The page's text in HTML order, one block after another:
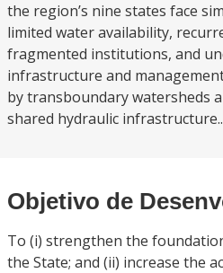
the region’s nine states face
limited water availability,
fragmented institutions, and
infrastructure and
by transboundary watersheds
shared hydraulic
Objetivo de
To (i) strengthen the
the State; and (ii) increase the